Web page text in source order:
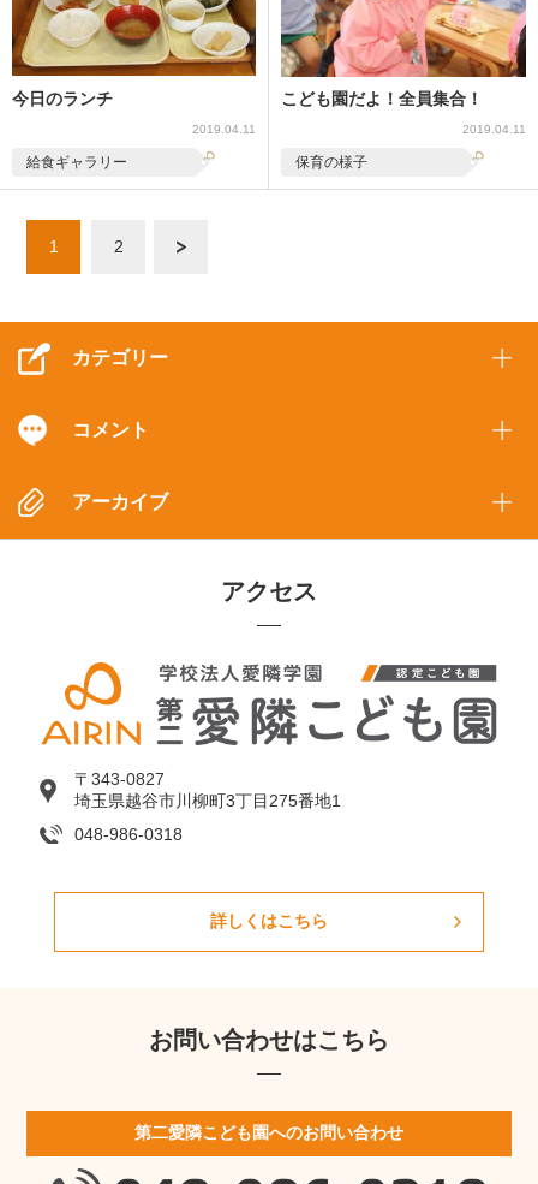
今日のランチ
2019.04.11
給食ギャラリー
こども園だよ！全員集合！
2019.04.11
保育の様子
1 2
カテゴリー
コメント
アーカイブ
アクセス
〒343-0827
埼玉県越谷市川柳町3丁目275番地1
048-986-0318
詳しくはこちら
お問い合わせはこちら
第二愛隣こども園へのお問い合わせ